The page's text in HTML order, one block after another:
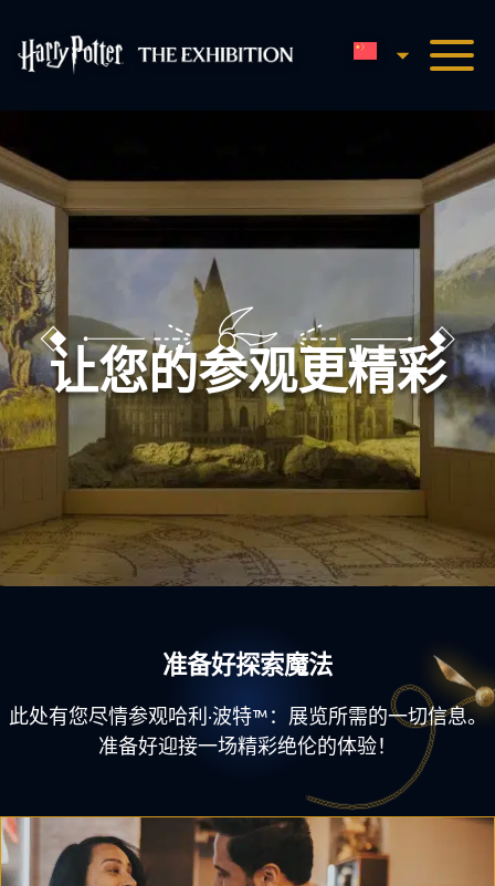
简体中文
让您的参观更精彩
准备好探索魔法
此处有您尽情参观哈利·波特™：展览所需的一切信息。
准备好迎接一场精彩绝伦的体验！